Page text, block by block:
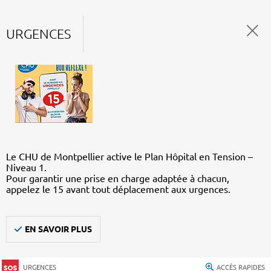
URGENCES
Le CHU de Montpellier active le Plan Hôpital en Tension –
Niveau 1.
Pour garantir une prise en charge adaptée à chacun,
appelez le 15 avant tout déplacement aux urgences.
EN SAVOIR PLUS
URGENCES ACCÈS RAPIDES